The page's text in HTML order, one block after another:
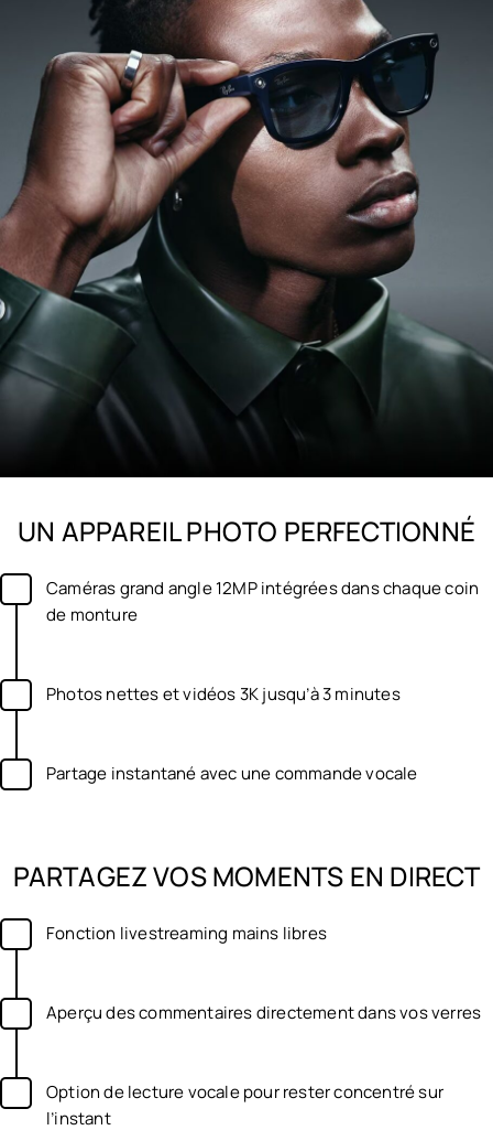
UN APPAREIL PHOTO PERFECTIONNÉ
Caméras grand angle 12MP intégrées dans chaque coin
de monture
Photos nettes et vidéos 3K jusqu’à 3 minutes
Partage instantané avec une commande vocale
PARTAGEZ VOS MOMENTS EN DIRECT
Fonction livestreaming mains libres
Aperçu des commentaires directement dans vos verres
Option de lecture vocale pour rester concentré sur
l’instant